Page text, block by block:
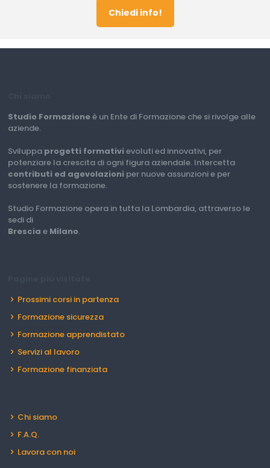
Chiedi info!
Studio Formazioneè un Ente di Formazione che si rivolge alle
aziende.
Sviluppa progetti formativi evoluti ed innovativi, per
potenziare la crescita di ogni figura aziendale. Intercetta
contributi ed agevolazioni per nuove assunzioni e per
sostenere la formazione.
Studio Formazione opera in tutta la Lombardia, attraverso le
sedi di
Brescia e Milano.
Prossimi corsi in partenza
Formazione sicurezza
Formazione apprendistato
Servizi al lavoro
Formazione finanziata
Chi siamo
F.A.Q.
Lavora con noi